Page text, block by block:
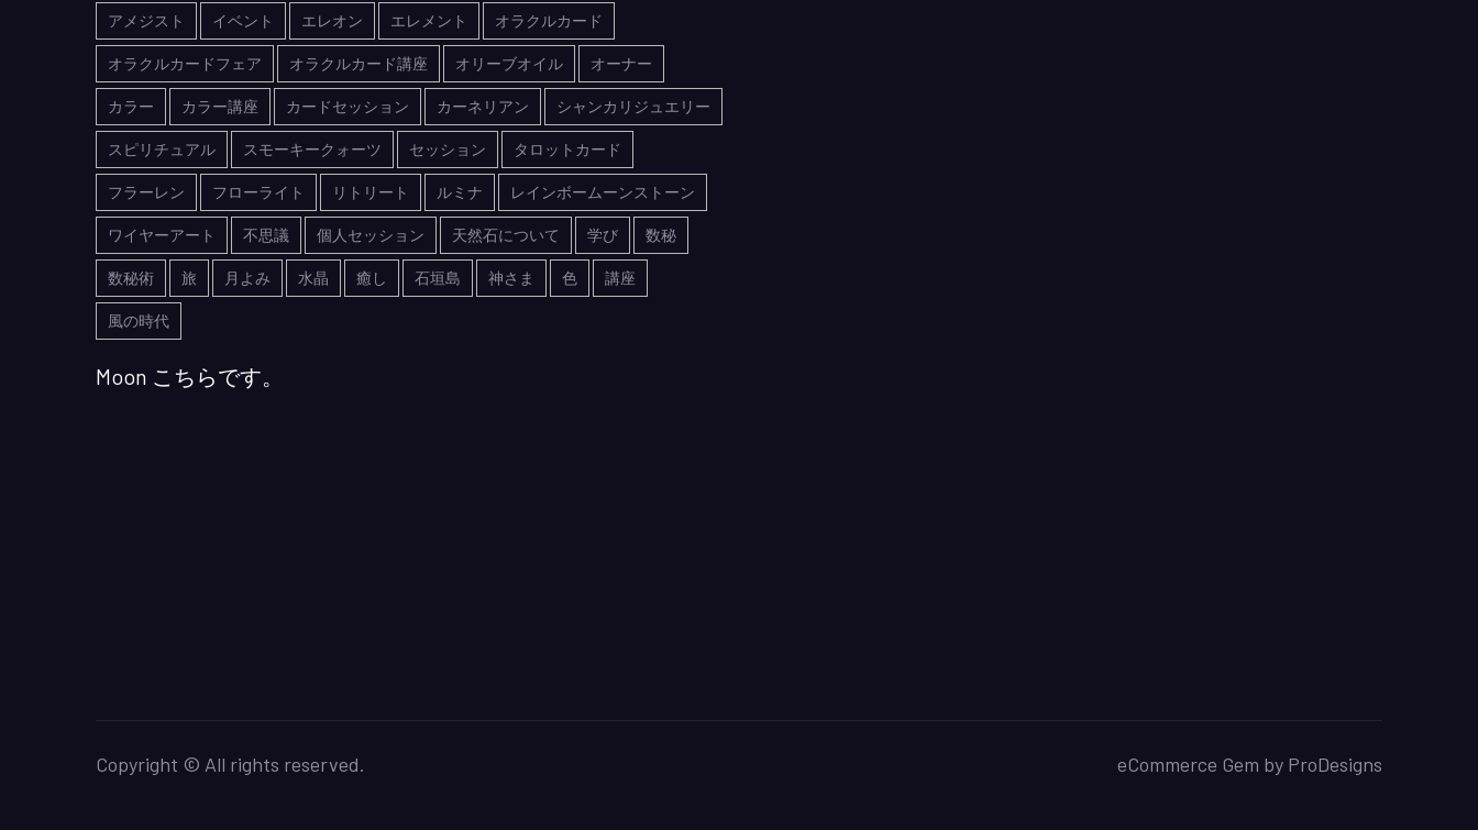
アメジスト イベント エレオン エレメント オラクルカード
オラクルカードフェア オラクルカード講座 オリーブオイル オーナー
カラー カラー講座 カードセッション カーネリアン シャンカリジュエリー
スピリチュアル スモーキークォーツ セッション タロットカード
フラーレン フローライト リトリート ルミナ レインボームーンストーン
ワイヤーアート 不思議 個人セッション 天然石について 学び 数秘
数秘術 旅 月よみ 水晶 癒し 石垣島 神さま 色 講座
風の時代
Moon こちらです。
Copyright © All rights reserved. eCommerce Gem by ProDesigns